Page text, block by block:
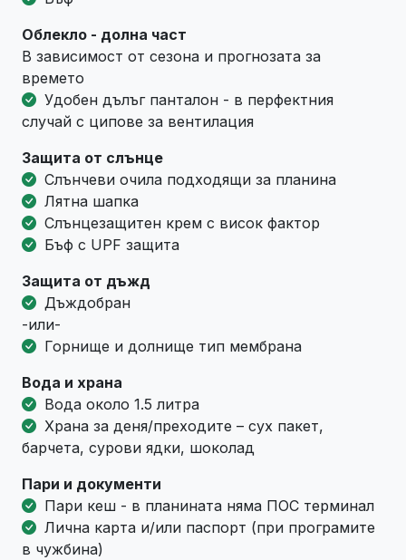
Облекло - долна част
В зависимост от сезона и прогнозата за
времето
Удобен дълъг панталон - в перфектния
случай с ципове за вентилация
Защита от слънце
Слънчеви очила подходящи за планина
Лятна шапка
Слънцезащитен крем с висок фактор
Бъф с UPF защита
Защита от дъжд
Дъждобран
-или-
Горнище и долнище тип мембрана
Вода и храна
Вода около 1.5 литра
Храна за деня/преходите – сух пакет,
барчета, сурови ядки, шоколад
Пари и документи
Пари кеш - в планината няма ПОС терминал
Лична карта и/или паспорт (при програмите
в чужбина)